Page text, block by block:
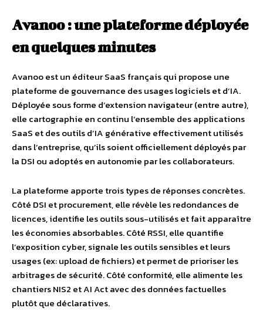
Avanoo : une plateforme déployée
en quelques minutes
Avanoo est un éditeur SaaS français qui propose une
plateforme de gouvernance des usages logiciels et d’IA.
Déployée sous forme d’extension navigateur (entre autre),
elle cartographie en continu l’ensemble des applications
SaaS et des outils d’IA générative effectivement utilisés
dans l’entreprise, qu’ils soient officiellement déployés par
la DSI ou adoptés en autonomie par les collaborateurs.
La plateforme apporte trois types de réponses concrètes.
Côté DSI et procurement, elle révèle les redondances de
licences, identifie les outils sous-utilisés et fait apparaître
les économies absorbables. Côté RSSI, elle quantifie
l’exposition cyber, signale les outils sensibles et leurs
usages (ex: upload de fichiers) et permet de prioriser les
arbitrages de sécurité. Côté conformité, elle alimente les
chantiers NIS2 et AI Act avec des données factuelles
plutôt que déclaratives.